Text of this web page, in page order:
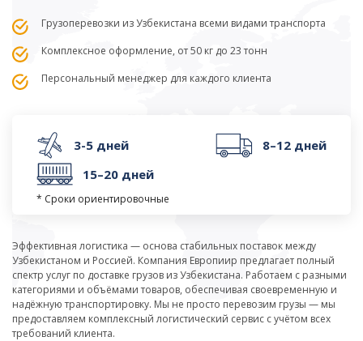
Грузоперевозки из Узбекистана всеми видами транспорта
Комплексное оформление, от 50 кг до 23 тонн
Персональный менеджер для каждого клиента
3-5 дней
8–12 дней
15–20 дней
* Сроки ориентировочные
Эффективная логистика — основа стабильных поставок между
Узбекистаном и Россией. Компания Европиир предлагает полный
спектр услуг по доставке грузов из Узбекистана. Работаем с разными
категориями и объёмами товаров, обеспечивая своевременную и
надёжную транспортировку. Мы не просто перевозим грузы — мы
предоставляем комплексный логистический сервис с учётом всех
требований клиента.